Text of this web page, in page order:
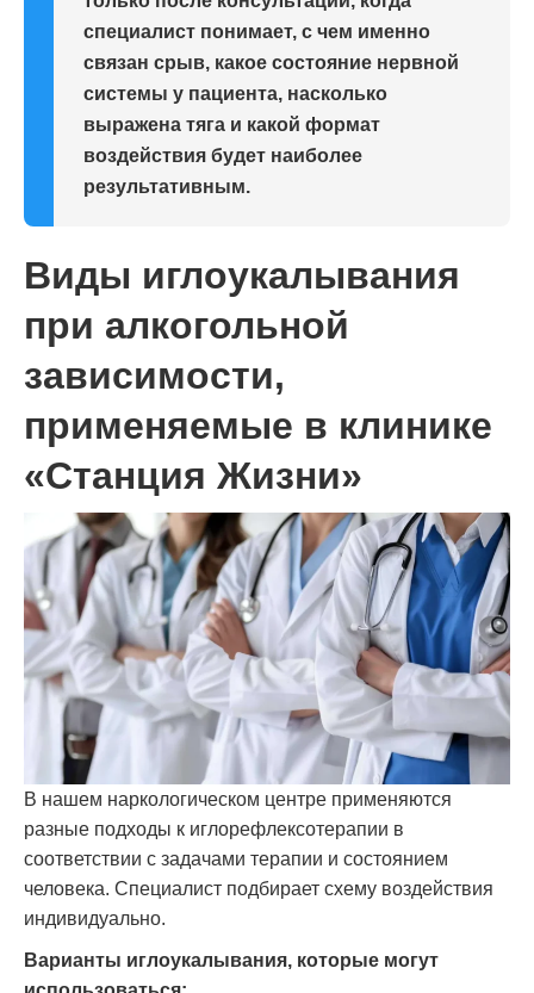
специалист понимает, с чем именно
связан срыв, какое состояние нервной
системы у пациента, насколько
выражена тяга и какой формат
воздействия будет наиболее
результативным.
Виды иглоукалывания
при алкогольной
зависимости,
применяемые в клинике
«Станция Жизни»
В нашем наркологическом центре применяются
разные подходы к иглорефлексотерапии в
соответствии с задачами терапии и состоянием
человека. Специалист подбирает схему воздействия
индивидуально.
Варианты иглоукалывания, которые могут